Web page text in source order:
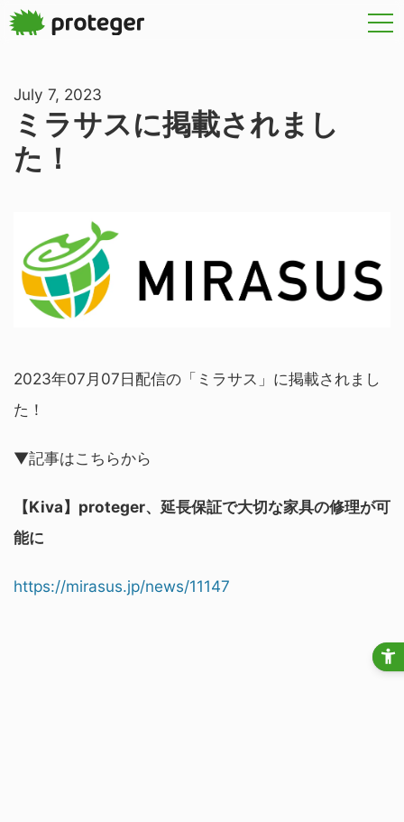
July 7, 2023
ミラサスに掲載されまし
た！
2023年07月07日配信の「ミラサス」に掲載されまし
た！
▼記事はこちらから
【Kiva】proteger、延長保証で大切な家具の修理が可
能に
https://mirasus.jp/news/11147